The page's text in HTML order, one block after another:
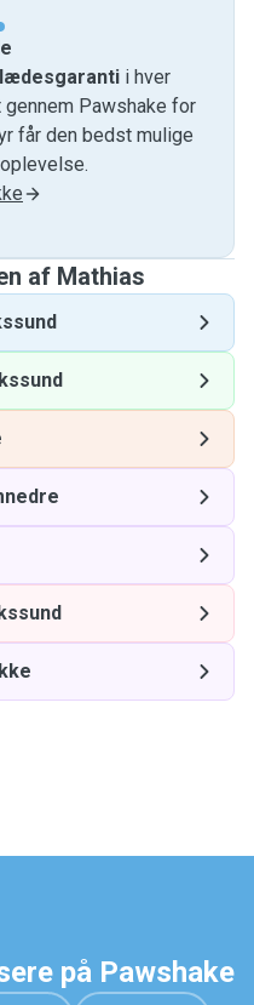
i hver
Pawshake for
får den bedst mulige
af ​​Mathias
på Pawshake